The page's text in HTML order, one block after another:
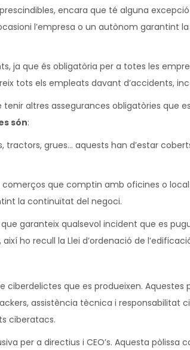
encara que té alguna
l’empresa o un autònom garantint
ja que és obligatòria per a totes les
tots els empleats davant d’accidents,
altres assegurances obligatòries que
són:
grues… aquests han d’estar
que comptin amb oficines o
la continuïtat del negoci.
garanteix qualsevol incident que es
ho recull la Llei d’ordenació de
que es produeixen. Aquestes
assistència tècnica i responsabilitat
ciberatacs.
per a directius i CEO’s. Aquesta pòlissa